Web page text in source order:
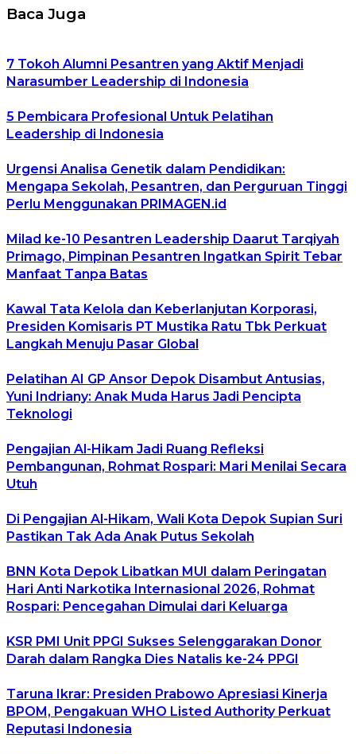
Baca Juga
7 Tokoh Alumni Pesantren yang Aktif Menjadi
Narasumber Leadership di Indonesia
5 Pembicara Profesional Untuk Pelatihan
Leadership di Indonesia
Urgensi Analisa Genetik dalam Pendidikan:
Mengapa Sekolah, Pesantren, dan Perguruan Tinggi
Perlu Menggunakan PRIMAGEN.id
Milad ke-10 Pesantren Leadership Daarut Tarqiyah
Primago, Pimpinan Pesantren Ingatkan Spirit Tebar
Manfaat Tanpa Batas
Kawal Tata Kelola dan Keberlanjutan Korporasi,
Presiden Komisaris PT Mustika Ratu Tbk Perkuat
Langkah Menuju Pasar Global
Pelatihan AI GP Ansor Depok Disambut Antusias,
Yuni Indriany: Anak Muda Harus Jadi Pencipta
Teknologi
Pengajian Al-Hikam Jadi Ruang Refleksi
Pembangunan, Rohmat Rospari: Mari Menilai Secara
Utuh
Di Pengajian Al-Hikam, Wali Kota Depok Supian Suri
Pastikan Tak Ada Anak Putus Sekolah
BNN Kota Depok Libatkan MUI dalam Peringatan
Hari Anti Narkotika Internasional 2026, Rohmat
Rospari: Pencegahan Dimulai dari Keluarga
KSR PMI Unit PPGI Sukses Selenggarakan Donor
Darah dalam Rangka Dies Natalis ke-24 PPGI
Taruna Ikrar: Presiden Prabowo Apresiasi Kinerja
BPOM, Pengakuan WHO Listed Authority Perkuat
Reputasi Indonesia